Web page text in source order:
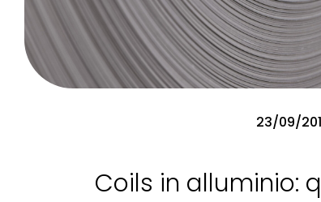
23/09/
Coils in alluminio: